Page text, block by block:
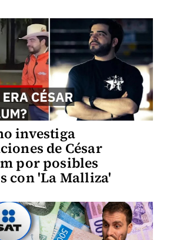
investiga
de César
por posibles
con 'La Malliza'